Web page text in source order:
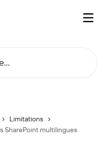
Limitations
SharePoint multilingues